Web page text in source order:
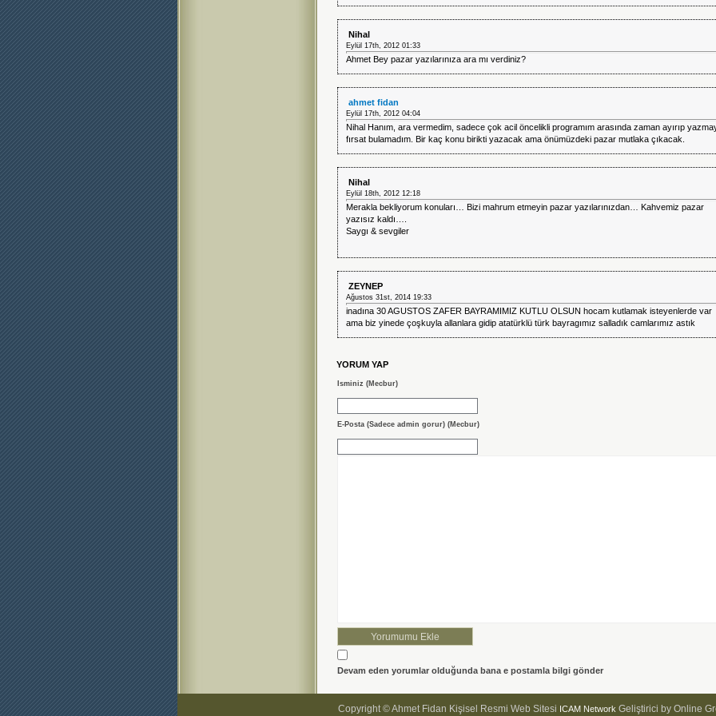
Nihal
Eylül 17th, 2012 01:33
Ahmet Bey pazar yazılarınıza ara mı verdiniz?
ahmet fidan
Eylül 17th, 2012 04:04
Nihal Hanım, ara vermedim, sadece çok acil öncelikli programım arasında zaman ayırıp
fırsat bulamadım. Bir kaç konu birikti yazacak ama önümüzdeki pazar mutlaka çıkacak.
Nihal
Eylül 18th, 2012 12:18
Merakla bekliyorum konuları… Bizi mahrum etmeyin pazar yazılarınızdan… Kahvemiz pazar
yazısız kaldı….
Saygı & sevgiler
ZEYNEP
Ağustos 31st, 2014 19:33
inadına 30 AGUSTOS ZAFER BAYRAMIMIZ KUTLU OLSUN hocam kutlamak isteyenlerde var
ama biz yinede çoşkuyla allanlara gidip atatürklü türk bayragımız salladık camlarımız astık
YORUM YAP
Isminiz (Mecbur)
E-Posta (Sadece admin gorur) (Mecbur)
Devam eden yorumlar olduğunda bana e postamla bilgi gönder
Copyright © Ahmet Fidan Kişisel Resmi Web Sitesi ICAM NetworkGeliştirici by Online